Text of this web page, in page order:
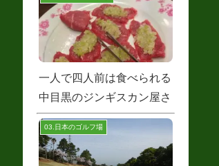
一人で四人前は食べられる
中目黒のジンギスカン屋さ
んの絶品ラムねぎ塩
03.日本のゴルフ場